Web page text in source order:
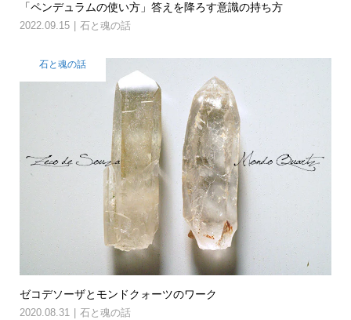
「ペンデュラムの使い方」答えを降ろす意識の持ち方
2022.09.15 石と魂の話
石と魂の話
ゼコデソーザとモンドクォーツのワーク
2020.08.31 石と魂の話